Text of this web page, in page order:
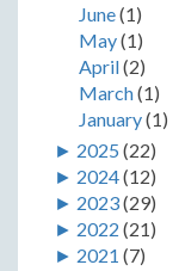
June(1)
May(1)
April(2)
March(1)
January(1)
► 2025 (22)
► 2024(12)
► 2023(29)
► 2022 (21)
► 2021 (7)